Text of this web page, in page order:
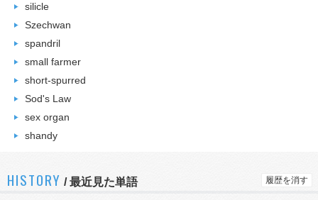
silicle
Szechwan
spandril
small farmer
short-spurred
Sod's Law
sex organ
shandy
HISTORY /最近見た単語 履歴を消す